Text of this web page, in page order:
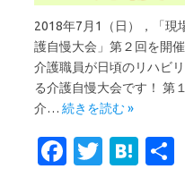
2018年7月1（日），「現
護自慢大会」第２回を開
介護職員が日頃のリハビ
る介護自慢大会です！ 第
介… 続きを読む »
Fa
T
H